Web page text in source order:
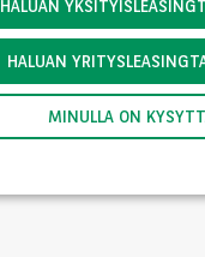
HALUAN
HALUAN
MINULLA ON